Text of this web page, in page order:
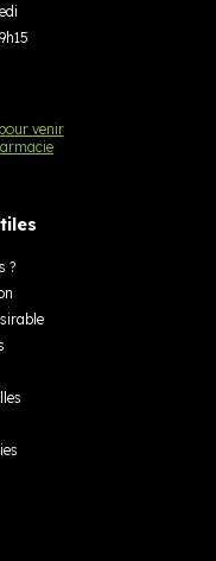
venir
?